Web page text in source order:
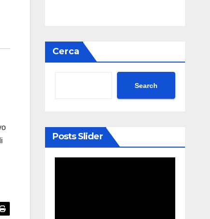
Cerca
Search
Posts Slider